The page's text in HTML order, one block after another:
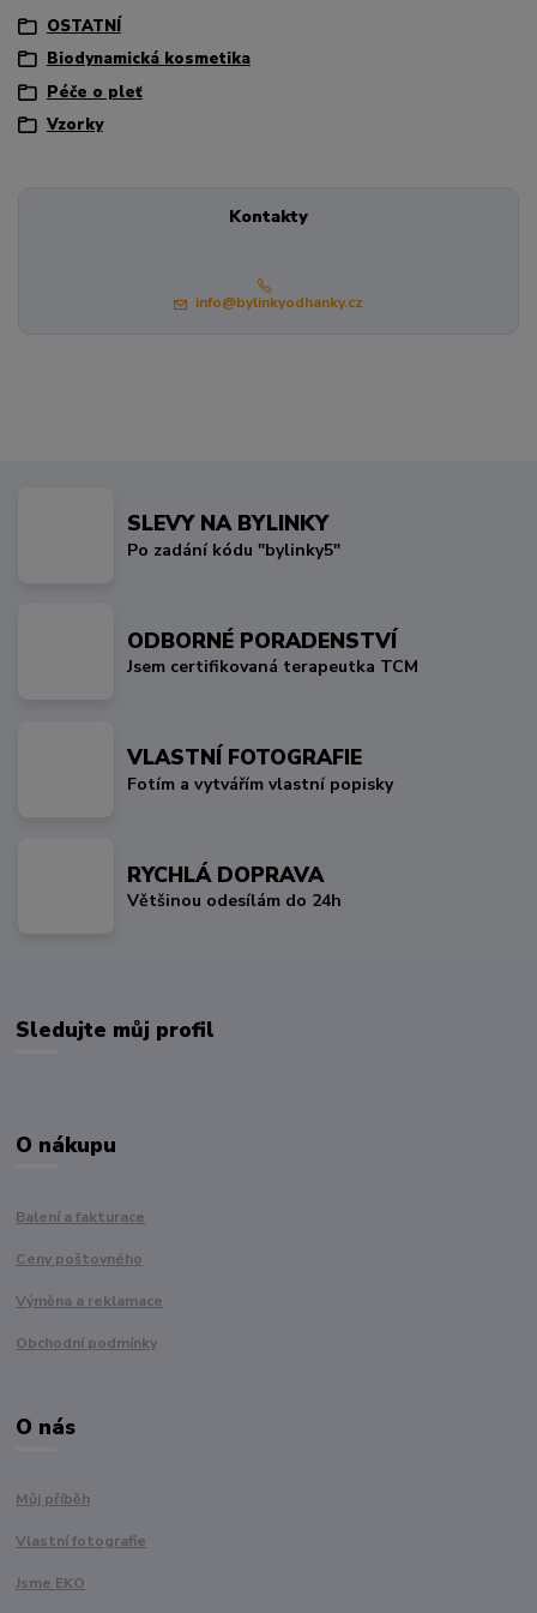
OSTATNÍ
Biodynamická kosmetika
Péče o pleť
Vzorky
Kontakty
info@bylinkyodhanky.cz
SLEVY NA BYLINKY
Po zadání kódu "bylinky5"
ODBORNÉ PORADENSTVÍ
Jsem certifikovaná terapeutka TCM
VLASTNÍ FOTOGRAFIE
Fotím a vytvářím vlastní popisky
RYCHLÁ DOPRAVA
Většinou odesílám do 24h
Sledujte můj profil
O nákupu
Balení a fakturace
Ceny poštovného
Výměna a reklamace
Obchodní podmínky
O nás
Můj příběh
Vlastní fotografie
Jsme EKO